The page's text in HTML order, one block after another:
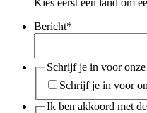
Kies eerst een land om
Bericht*
Schrijf je in voor
Schrijf je in voor
Ik ben akkoord met